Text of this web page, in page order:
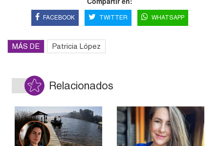
FACEBOOK TWITTER WHATSAPP
MÁS DE Patricia López
Relacionados